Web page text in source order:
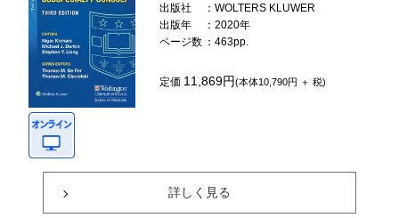
出版社
：WOLTERS KLUWER
出版年
：2020年
ページ数 ：463pp.
定価 11,869円(本体10,790円 ＋ 税)
詳しく見る